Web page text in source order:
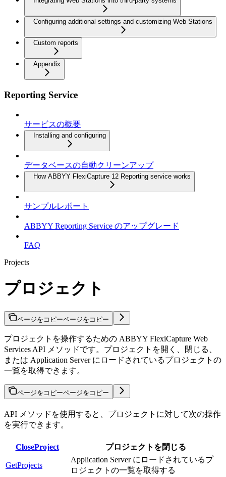
Configuring additional settings and customizing Web Stations
Custom reports
Appendix
Reporting Service
サービスの概要
Installing and configuring
データベースの自動クリーンアップ
How ABBYY FlexiCapture 12 Reporting service works
サンプルレポート
ABBYY Reporting Service のアップグレード
FAQ
Projects
プロジェクト
ページをコピーページをコピー
プロジェクトを操作するための ABBYY FlexiCapture Web
Services API メソッドです。プロジェクトを開く、閉じる、
または Application Server にロードされているプロジェクトの
一覧を取得できます。
ページをコピーページをコピー
API メソッドを使用すると、プロジェクトに対して次の操作
を実行できます。
CloseProject プロジェクトを閉じる
GetProjects
Application Server にロードされているプ
ロジェクトの一覧を取得する